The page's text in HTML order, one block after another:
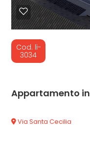
Cod. li-
3034
Appartamento
Via Santa Cecilia